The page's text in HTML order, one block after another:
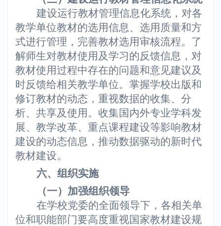
建设运行教材管理信息化系统，对各
教学单位教材的选用信息、选用质量和方
式进行管理，完善教材选用审核流程。了
解师生对教材使用及学习的反馈信息，对
教材使用过程中存在的问题和意见建议及
时反馈给相关教学单位。掌握学校出版和
修订教材的动态，重视数据的收集、分
析、共享及使用。收集国内外专业学科发
展、教学改革、重点课程建设等影响教材
建设的动态信息，推动数据驱动的新时代
教材建设。
六、组织实施
（一）加强组织领导
在学校党委的全面领导下，各相关单
位和职能部门要高度重视国家教材建设规